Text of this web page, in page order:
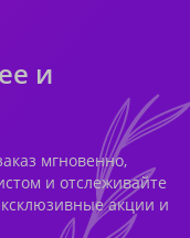
и
мгновенно,
и отслеживайте
акции и